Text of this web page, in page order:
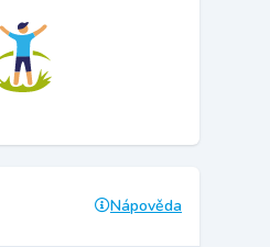
Nápověda